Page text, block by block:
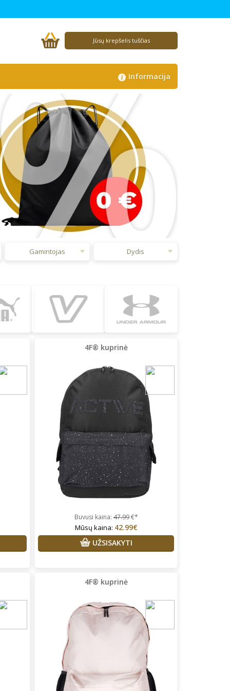
Jūsų krepšelis tuščias
Informacija
%
Gamintojas Dydis
4F® kuprinė
Buvusi kaina:47.99€*
Mūsų kaina: 42.99€
UŽSISAKYTI
4F® kuprinė